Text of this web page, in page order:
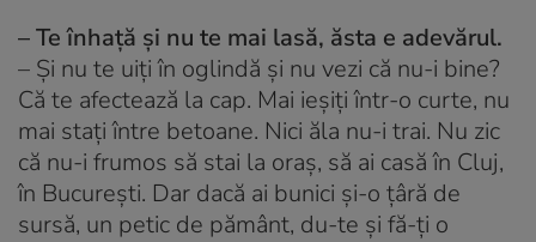
– Te înhață și nu te mai lasă, ăsta e adevărul.
– Și nu te uiți în oglindă și nu vezi că nu-i bine?
Că te afectează la cap. Mai ieșiți într-o curte, nu
mai stați între betoane. Nici ăla nu-i trai. Nu zic
că nu-i frumos să stai la oraș, să ai casă în Cluj,
în București. Dar dacă ai bunici și-o țâră de
sursă, un petic de pământ, du-te și fă-ți o